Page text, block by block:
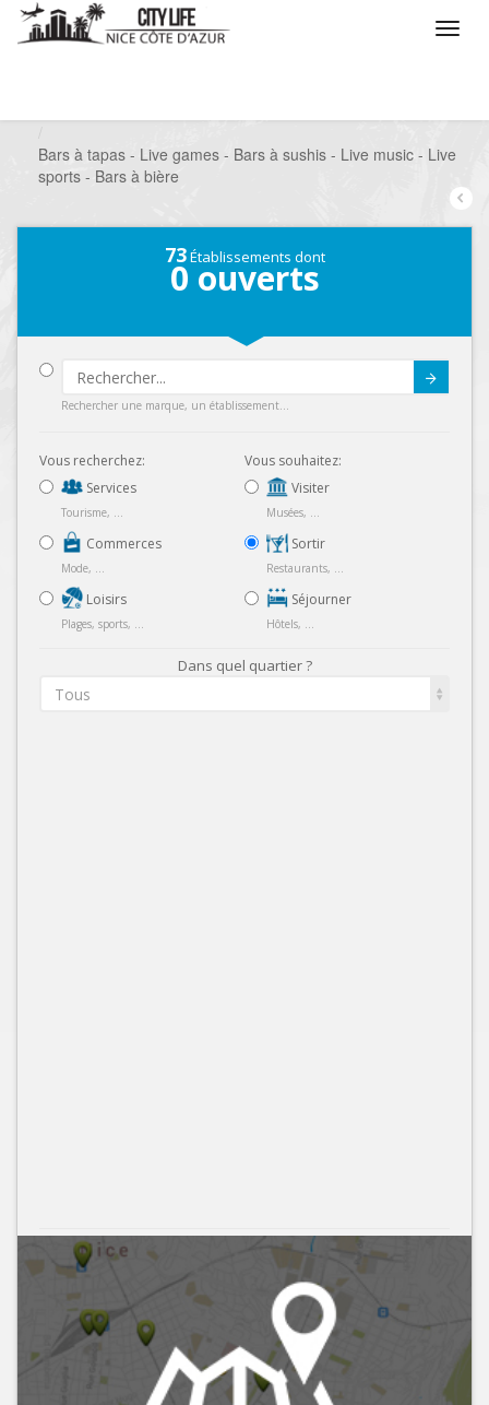
Bars à tapas - Live games - Bars à sushis - Live music - Live
sports - Bars à bière
73Établissements dont
0 ouverts
Rechercher une marque, un établissement...
Vous recherchez:
Services
Tourisme, ...
Commerces
Mode, ...
Loisirs
Plages, sports, ...
Vous souhaitez:
Visiter
Musées, ...
Sortir
Restaurants, ...
Séjourner
Hôtels, ...
Dans quel quartier ?
Tous